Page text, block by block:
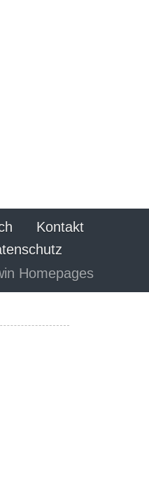
Kontakt
Homepages